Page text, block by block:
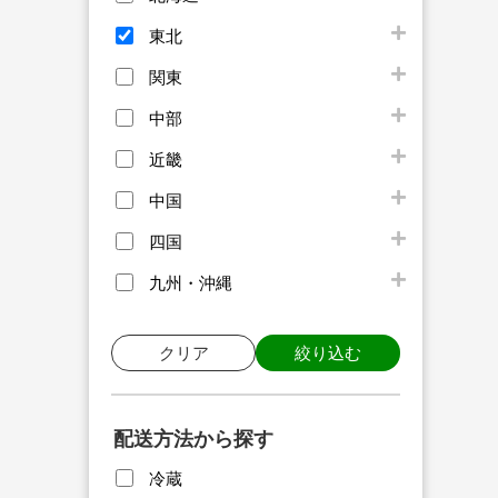
東北
関東
中部
近畿
中国
四国
九州・沖縄
クリア 絞り込む
配送方法から探す
冷蔵